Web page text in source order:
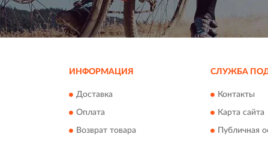
ИНФОРМАЦИЯ
Доставка
Оплата
Возврат товара
СЛУЖБА
Контакты
Карта сайта
Публичная